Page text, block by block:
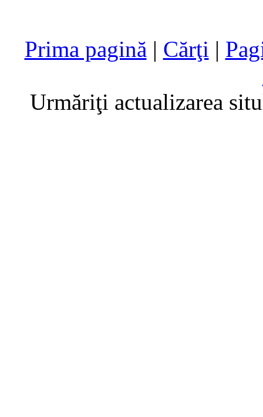
Prima pagină | Cărţi |
Urmăriţi actualizarea